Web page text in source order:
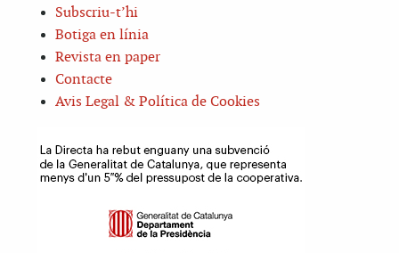
Subscriu-t’hi
Botiga en línia
Revista en paper
Contacte
Avis Legal & Política de Cookies